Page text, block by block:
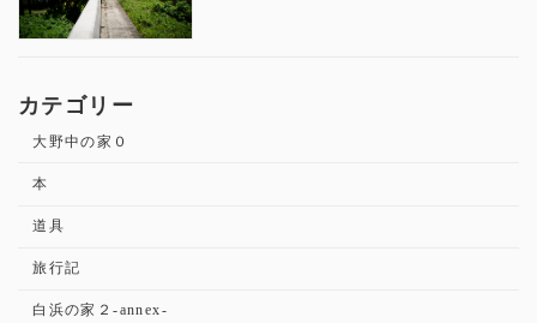
カテゴリー
大野中の家０
本
道具
旅行記
白浜の家２-annex-